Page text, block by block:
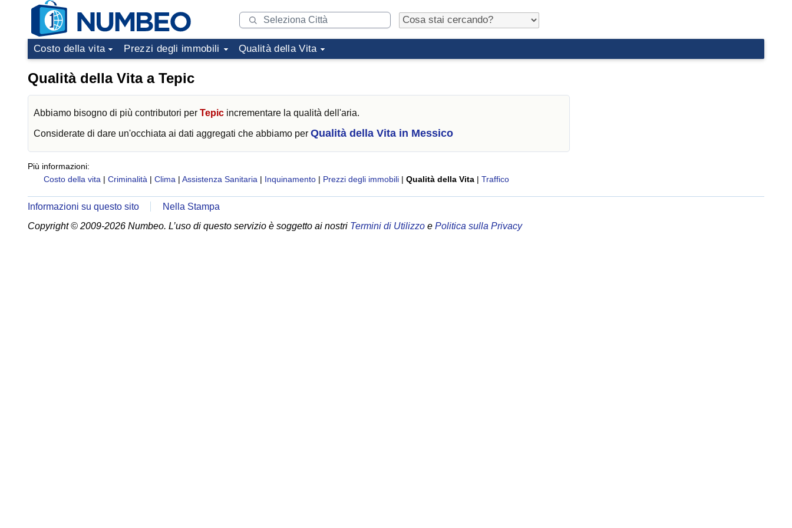
Costo della vita Prezzi degli immobili Qualità della Vita
Qualità della Vita a Tepic
Abbiamo bisogno di più contributori per Tepic incrementare la qualità dell'aria.
Considerate di dare un'occhiata ai dati aggregati che abbiamo per Qualità della Vita in Messico
Più informazioni:
Costo della vita | Criminalità | Clima | Assistenza Sanitaria | Inquinamento | Prezzi degli immobili | Qualità della Vita | Traffico
Informazioni su questo sito
Nella Stampa
Copyright © 2009-2026 Numbeo. L’uso di questo servizio è soggetto ai nostri Termini di Utilizzo e Politica sulla Privacy